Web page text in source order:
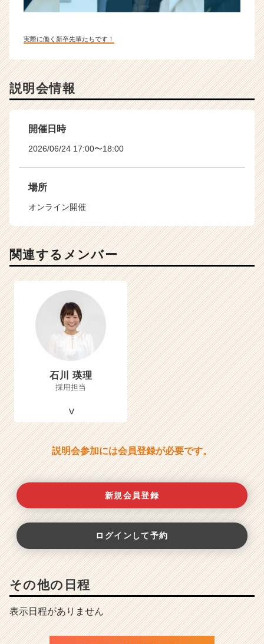
実際に働く新卒先輩たちです！
説明会情報
開催日時
2026/06/24 17:00〜18:00
場所
オンライン開催
関連するメンバー
石川 瑛理
採用担当
説明会参加には会員登録が必要です。
新規会員登録
ログインして予約
その他の日程
表示日程がありません